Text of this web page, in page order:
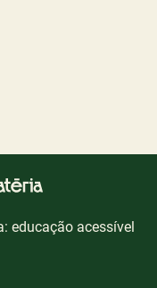
educação acessível